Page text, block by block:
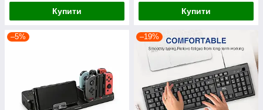
Купити Купити
–5% –19%